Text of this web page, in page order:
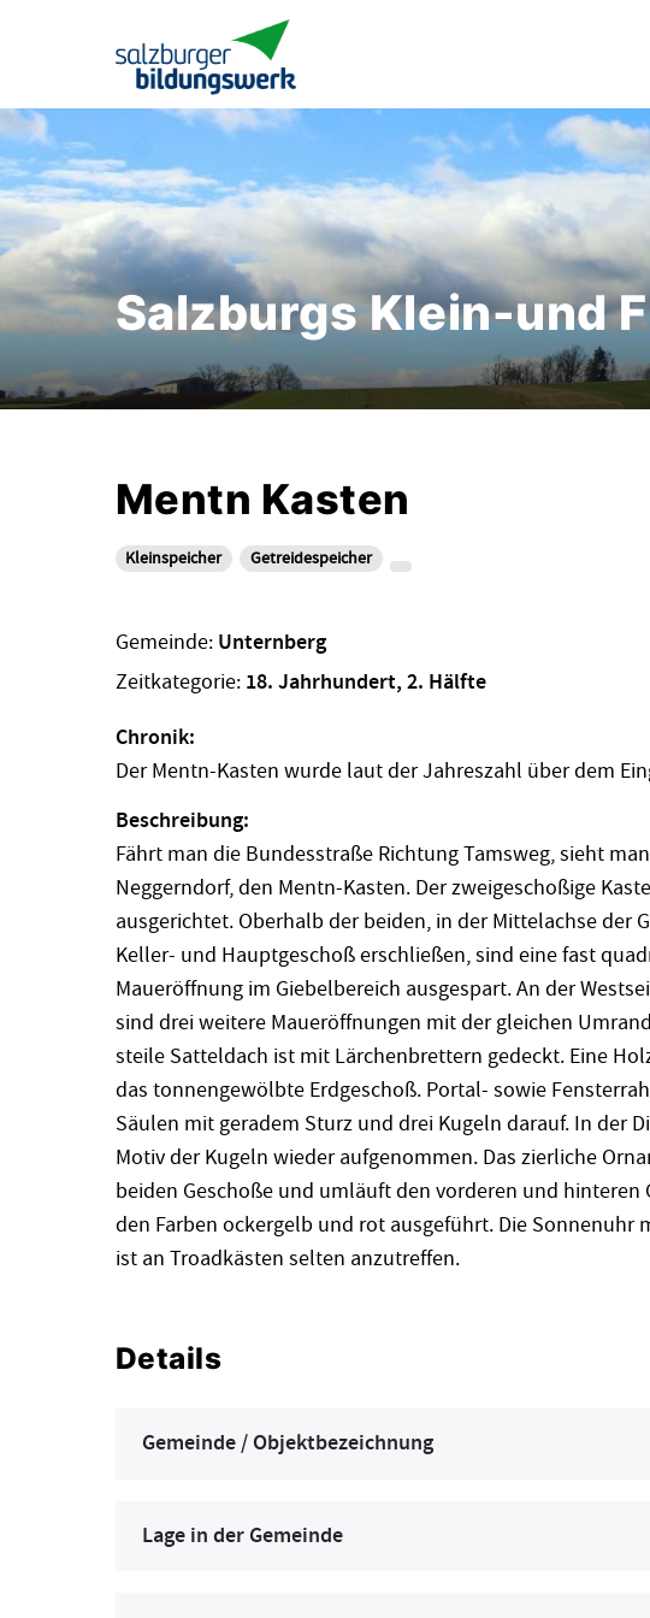
Salzburgs Klein-und
Mentn Kasten
Kleinspeicher Getreidespeicher
Gemeinde: Unternberg
Zeitkategorie: 18. Jahrhundert, 2. Hälfte
Chronik:
Der Mentn-Kasten wurde laut der Jahreszahl über dem
Beschreibung:
Fährt man die Bundesstraße Richtung Tamsweg, sieht
Neggerndorf, den Mentn-Kasten. Der zweigeschoßige
ausgerichtet. Oberhalb der beiden, in der Mittelachse der
Keller- und Hauptgeschoß erschließen, sind eine fast
Maueröffnung im Giebelbereich ausgespart. An der
sind drei weitere Maueröffnungen mit der gleichen
steile Satteldach ist mit Lärchenbrettern gedeckt. Eine
das tonnengewölbte Erdgeschoß. Portal- sowie
Säulen mit geradem Sturz und drei Kugeln darauf. In der
Motiv der Kugeln wieder aufgenommen. Das zierliche
beiden Geschoße und umläuft den vorderen und hinteren
den Farben ockergelb und rot ausgeführt. Die Sonnenuhr
ist an Troadkästen selten anzutreffen.
Details
Gemeinde / Objektbezeichnung
Lage in der Gemeinde